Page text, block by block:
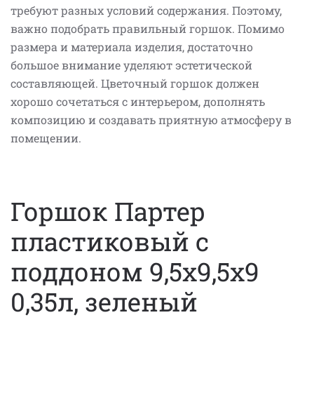
требуют разных условий содержания. Поэтому,
важно подобрать правильный горшок. Помимо
размера и материала изделия, достаточно
большое внимание уделяют эстетической
составляющей. Цветочный горшок должен
хорошо сочетаться с интерьером, дополнять
композицию и создавать приятную атмосферу в
помещении.
Горшок Партер
пластиковый с
поддоном 9,5х9,5х9
0,35л, зеленый